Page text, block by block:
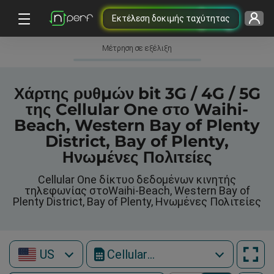
Εκτέλεση δοκιμής ταχύτητας
Μέτρηση σε εξέλιξη
Χάρτης ρυθμών bit 3G / 4G / 5G
της Cellular One στο Waihi-
Beach, Western Bay of Plenty
District, Bay of Plenty,
Ηνωμένες Πολιτείες
Cellular One δίκτυο δεδομένων κινητής
τηλεφωνίας στοWaihi-Beach, Western Bay of
Plenty District, Bay of Plenty, Ηνωμένες Πολιτείες
US Cellular One